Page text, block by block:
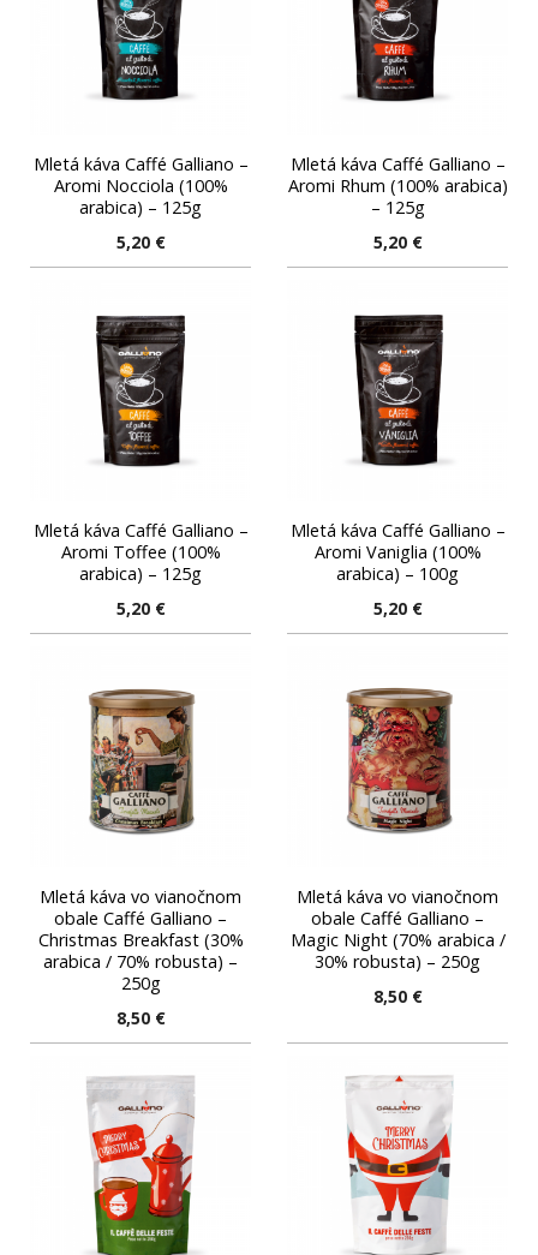
Mletá káva Caffé Galliano –
Aromi Nocciola (100%
arabica) – 125g
5,20 €
Mletá káva Caffé Galliano –
Aromi Rhum (100% arabica)
– 125g
5,20 €
Mletá káva Caffé Galliano –
Aromi Toffee (100%
arabica) – 125g
5,20 €
Mletá káva Caffé Galliano –
Aromi Vaniglia (100%
arabica) – 100g
5,20 €
Mletá káva vo vianočnom
obale Caffé Galliano –
Christmas Breakfast (30%
arabica / 70% robusta) –
250g
8,50 €
Mletá káva vo vianočnom
obale Caffé Galliano –
Magic Night (70% arabica /
30% robusta) – 250g
8,50 €